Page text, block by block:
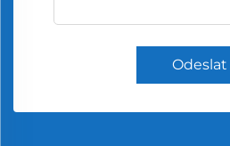
Odeslat